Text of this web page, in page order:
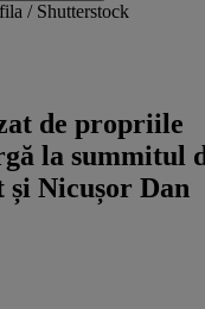
/ Shutterstock
de propriile
la summitul
și Nicușor Dan